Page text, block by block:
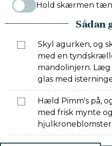
Hold skærmen
Sådan
Skyl agurken, og
med en
mandolinjern.
glas med
Hæld Pimm's på,
med frisk mynte
hjulkroneblomster.